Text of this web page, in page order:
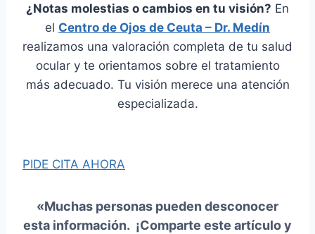
¿Notas molestias o cambios en tu visión? En
el Centro de Ojos de Ceuta – Dr. Medín
realizamos una valoración completa de tu salud
ocular y te orientamos sobre el tratamiento
más adecuado. Tu visión merece una atención
especializada.
PIDE CITA AHORA
«Muchas personas pueden desconocer
esta información. ¡Comparte este artículoy